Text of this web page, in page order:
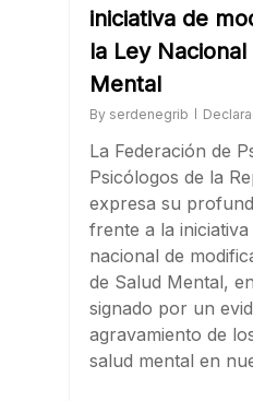
iniciativa de
la Ley
Mental
By serdenegrib
La Federación de
Psicólogos de la
expresa su
frente a la
nacional de
de Salud Mental,
signado por un
agravamiento de
salud mental en